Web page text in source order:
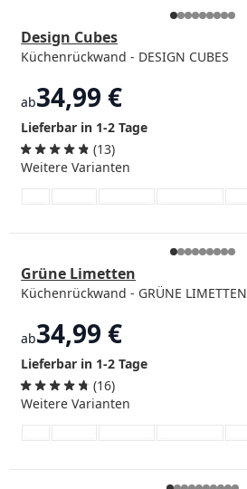
Design Cubes
Küchenrückwand - DESIGN CUBES
ab34,99 €
Lieferbar in 1-2 Tage
(13)
Weitere Varianten
Grüne Limetten
Küchenrückwand - GRÜNE LIMETTEN
ab34,99 €
Lieferbar in 1-2 Tage
(16)
Weitere Varianten